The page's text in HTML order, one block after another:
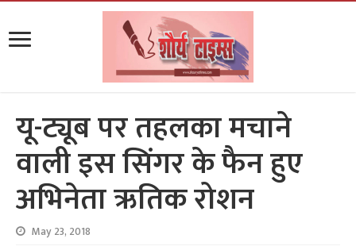
यू-ट्यूब पर तहलका मचाने
वाली इस सिंगर के फैन हुए
अभिनेता ऋतिक रोशन
May 23, 2018